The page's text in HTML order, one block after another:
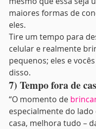
maiores formas de
eles.
Tire um tempo para
celular e realmente
pequenos; eles e
disso.
7) Tempo fora de
“O momento de
especialmente do
casa, melhora tudo –